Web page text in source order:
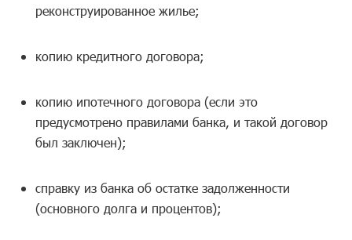
реконструированное жилье;
копию кредитного договора;
копию ипотечного договора (если это
предусмотрено правилами банка, и такой договор
был заключен);
справку из банка об остатке задолженности
(основного долга и процентов);